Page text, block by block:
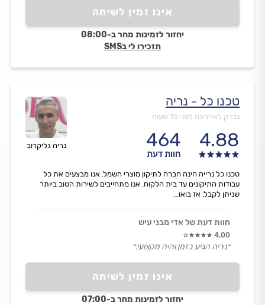
אינו זמין לשיחה
יחזור לזמינות מחר ב-08:00
תזכירו לי בSMS
נריה גליקרוב
טכנו כל - נריה
נבדק לאחרונה לפני 15 שעות
4.88
464
חוות דעת
אינו זמין לשיחה
יחזור לזמינות מחר ב-07:00
טכנו כל נרייה הינה חברה לתיקון מוצרי חשמל. אנו מבצעים את כל
עבודות התיקונים עד בית הלקוח. אנו מתחייבים לשירות הטוב ביותר
שניתן לקבל. אז בואו...
חוות דעת של אדי מבני עיש
4.00
״נריה הגיע בזמן והיה מקצועי.״